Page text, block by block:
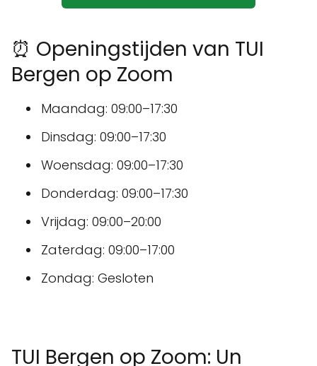
⏰ Openingstijden van TUI
Bergen op Zoom
Maandag: 09:00–17:30
Dinsdag: 09:00–17:30
Woensdag: 09:00–17:30
Donderdag: 09:00–17:30
Vrijdag: 09:00–20:00
Zaterdag: 09:00–17:00
Zondag: Gesloten
TUI Bergen op Zoom: Un